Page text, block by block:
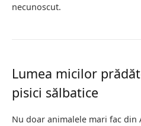
necunoscut.
Lumea micilor
pisici sălbatice
Nu doar animalele mari fac din